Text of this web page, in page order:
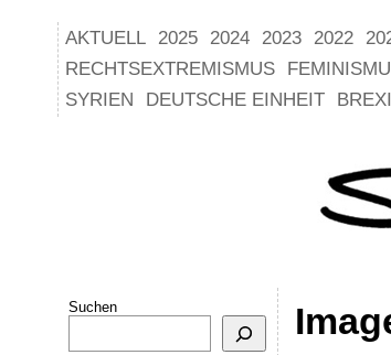
AKTUELL 2025 2024 2023 2022
RECHTSEXTREMISMUS
SYRIEN
DEUTSCHE EINHEIT
Suchen